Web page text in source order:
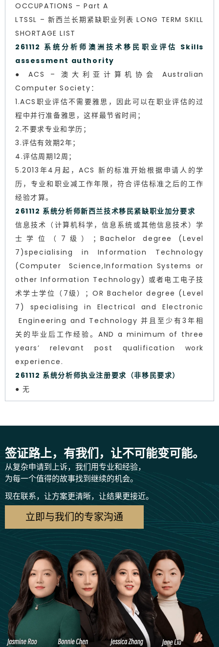
OCCUPATIONS – Part A
LTSSL – 新西兰长期紧缺职业列表 LONG TERM SKILL
SHORTAGE LIST
261112 系统分析师澳洲技术移民职业评估 Skills
assessment authority
● ACS – 澳大利亚计算机协会 Australian
Computer Society：
1.ACS职业评估不需要雅思，因此可以在职业评估的过
程中并行准备雅思，这样最节省时间；
2.不要求专业和学历；
3.评估有效期2年；
4.评估周期12周；
5.2013年4月起，ACS 新的标准开始根据申请人的学
历，专业和职业减工作年限，符合评估标准之后的工作
经验才算。
261112 系统分析师新西兰技术移民紧缺职业加分要求
信息技术（计算机科学，信息系统或其他信息技术）学
士学位（7级）；Bachelor degree (Level
7)specialising in Information Technology
(Computer Science,Information Systems or
other Information Technology) 或者电工电子技
术学士学位（7级）；OR Bachelor degree (Level
7) specialising in Electrical and Electronic
Engineering and Technology 并且至少有3年相
关的毕业后工作经验。AND a minimum of three
years’ relevant post qualification work
experience.
261112 系统分析师执业注册要求（非移民要求）
● 无
签证路上，有我们，让不可能变可能。
从复杂申请到上诉，我们用专业和经验，
为每一个值得的故事找到继续的机会。
现在联系，让方案更清晰，让结果更接近。
立即与我们的专家沟通